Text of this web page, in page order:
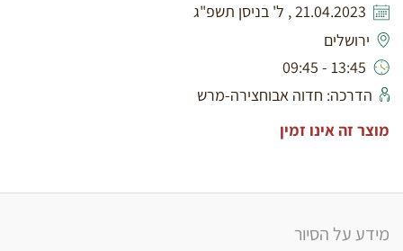
21.04.2023 , ל' בניסן תשפ"ג
ירושלים
13:45 - 09:45
הדרכה: חדוה אבוחצירה-מרש
מוצר זה אינו זמין
מידע על הסיור